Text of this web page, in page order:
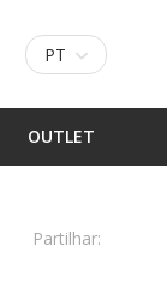
PT
OUTLET
Partilhar: